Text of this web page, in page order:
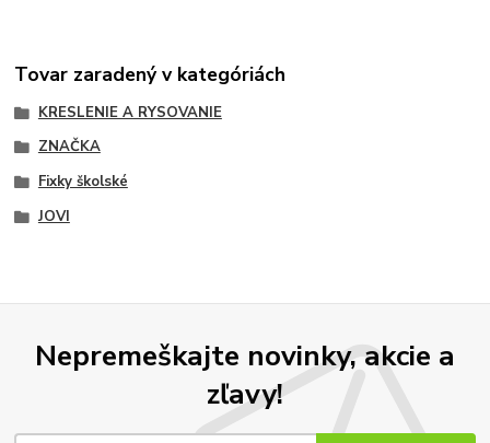
Tovar zaradený v kategóriách
KRESLENIE A RYSOVANIE
ZNAČKA
Fixky školské
JOVI
Nepremeškajte novinky, akcie a
zľavy!